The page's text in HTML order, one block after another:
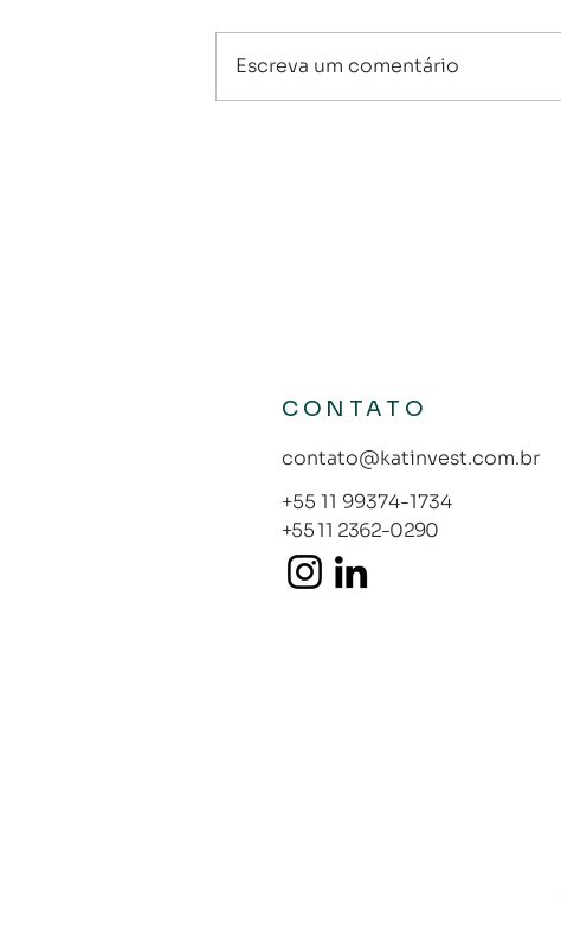
Escreva um comentário
CONTATO
contato@katinvest.com.br
+55 11 99374-1734
+55 11 2362-0290